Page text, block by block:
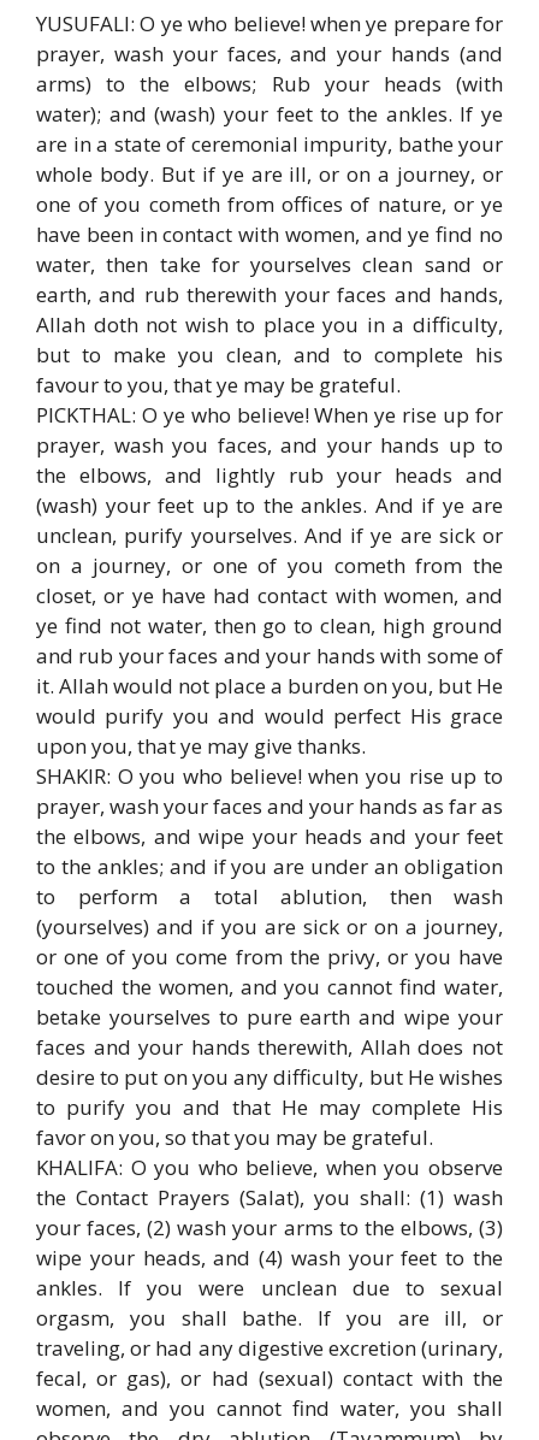
YUSUFALI: O ye who believe! when ye prepare for
prayer, wash your faces, and your hands (and
arms) to the elbows; Rub your heads (with
water); and (wash) your feet to the ankles. If ye
are in a state of ceremonial impurity, bathe your
whole body. But if ye are ill, or on a journey, or
one of you cometh from offices of nature, or ye
have been in contact with women, and ye find no
water, then take for yourselves clean sand or
earth, and rub therewith your faces and hands,
Allah doth not wish to place you in a difficulty,
but to make you clean, and to complete his
favour to you, that ye may be grateful.
PICKTHAL: O ye who believe! When ye rise up for
prayer, wash you faces, and your hands up to
the elbows, and lightly rub your heads and
(wash) your feet up to the ankles. And if ye are
unclean, purify yourselves. And if ye are sick or
on a journey, or one of you cometh from the
closet, or ye have had contact with women, and
ye find not water, then go to clean, high ground
and rub your faces and your hands with some of
it. Allah would not place a burden on you, but He
would purify you and would perfect His grace
upon you, that ye may give thanks.
SHAKIR: O you who believe! when you rise up to
prayer, wash your faces and your hands as far as
the elbows, and wipe your heads and your feet
to the ankles; and if you are under an obligation
to perform a total ablution, then wash
(yourselves) and if you are sick or on a journey,
or one of you come from the privy, or you have
touched the women, and you cannot find water,
betake yourselves to pure earth and wipe your
faces and your hands therewith, Allah does not
desire to put on you any difficulty, but He wishes
to purify you and that He may complete His
favor on you, so that you may be grateful.
KHALIFA: O you who believe, when you observe
the Contact Prayers (Salat), you shall: (1) wash
your faces, (2) wash your arms to the elbows, (3)
wipe your heads, and (4) wash your feet to the
ankles. If you were unclean due to sexual
orgasm, you shall bathe. If you are ill, or
traveling, or had any digestive excretion (urinary,
fecal, or gas), or had (sexual) contact with the
women, and you cannot find water, you shall